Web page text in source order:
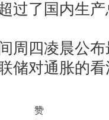
过了国内生产
四凌晨公布
储对通胀的
赞